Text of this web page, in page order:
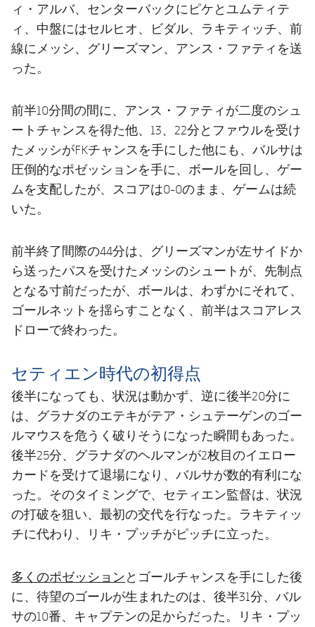
ィ・アルバ、センターバックにピケとユムティテ
ィ、中盤にはセルヒオ、ビダル、ラキティッチ、前
線にメッシ、グリーズマン、アンス・ファティを送
った。
前半10分間の間に、アンス・ファティが二度のシュ
ートチャンスを得た他、13、22分とファウルを受け
たメッシがFKチャンスを手にした他にも、バルサは
圧倒的なポゼッションを手に、ボールを回し、ゲー
ムを支配したが、スコアは0-0のまま、ゲームは続
いた。
前半終了間際の44分は、グリーズマンが左サイドか
ら送ったパスを受けたメッシのシュートが、先制点
となる寸前だったが、ボールは、わずかにそれて、
ゴールネットを揺らすことなく、前半はスコアレス
ドローで終わった。
セティエン時代の初得点
後半になっても、状況は動かず、逆に後半20分に
は、グラナダのエテキがテア・シュテーゲンのゴー
ルマウスを危うく破りそうになった瞬間もあった。
後半25分、グラナダのヘルマンが2枚目のイエロー
カードを受けて退場になり、バルサが数的有利にな
った。そのタイミングで、セティエン監督は、状況
の打破を狙い、最初の交代を行なった。ラキティッ
チに代わり、リキ・プッチがピッチに立った。
多くのポゼッションとゴールチャンスを手にした後
に、待望のゴールが生まれたのは、後半31分、バル
サの10番、キャプテンの足からだった。リキ・プッ